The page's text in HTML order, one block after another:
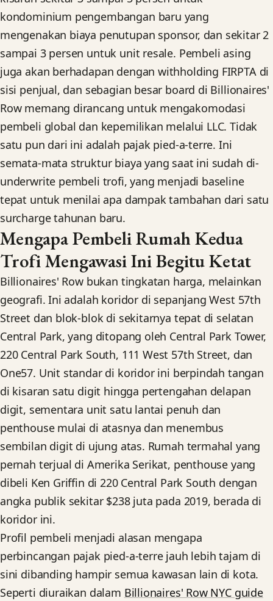
kondominium pengembangan baru yang
mengenakan biaya penutupan sponsor, dan sekitar 2
sampai 3 persen untuk unit resale. Pembeli asing
juga akan berhadapan dengan withholding FIRPTA di
sisi penjual, dan sebagian besar board di Billionaires'
Row memang dirancang untuk mengakomodasi
pembeli global dan kepemilikan melalui LLC. Tidak
satu pun dari ini adalah pajak pied-a-terre. Ini
semata-mata struktur biaya yang saat ini sudah di-
underwrite pembeli trofi, yang menjadi baseline
tepat untuk menilai apa dampak tambahan dari satu
surcharge tahunan baru.
Mengapa Pembeli Rumah Kedua
Trofi Mengawasi Ini Begitu Ketat
Billionaires' Row bukan tingkatan harga, melainkan
geografi. Ini adalah koridor di sepanjang West 57th
Street dan blok-blok di sekitarnya tepat di selatan
Central Park, yang ditopang oleh Central Park Tower,
220 Central Park South, 111 West 57th Street, dan
One57. Unit standar di koridor ini berpindah tangan
di kisaran satu digit hingga pertengahan delapan
digit, sementara unit satu lantai penuh dan
penthouse mulai di atasnya dan menembus
sembilan digit di ujung atas. Rumah termahal yang
pernah terjual di Amerika Serikat, penthouse yang
dibeli Ken Griffin di 220 Central Park South dengan
angka publik sekitar $238 juta pada 2019, berada di
koridor ini.
Profil pembeli menjadi alasan mengapa
perbincangan pajak pied-a-terre jauh lebih tajam di
sini dibanding hampir semua kawasan lain di kota.
Seperti diuraikan dalam Billionaires' Row NYC guide